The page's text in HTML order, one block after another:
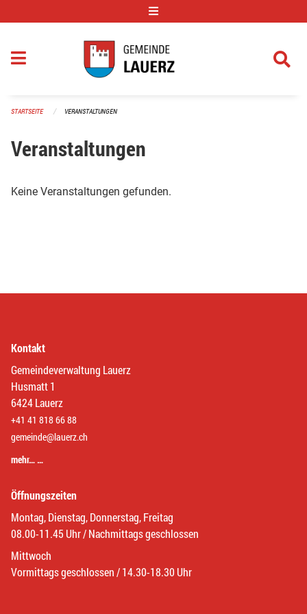
STARTSEITE VERANSTALTUNGEN
Veranstaltungen
Keine Veranstaltungen gefunden.
Kontakt
Gemeindeverwaltung Lauerz
Husmatt 1
6424 Lauerz
+41 41 818 66 88
gemeinde@lauerz.ch
mehr… …
Öffnungszeiten
Montag, Dienstag, Donnerstag, Freitag
08.00-11.45 Uhr / Nachmittags geschlossen
Mittwoch
Vormittags geschlossen / 14.30-18.30 Uhr